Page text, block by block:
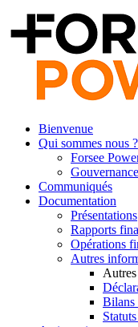
Bienvenue
Qui sommes nous ?
Forsee
Gouvernance
Communiqués
Documentation
Présentations
Rapports
Opérations
Autres
Bilans